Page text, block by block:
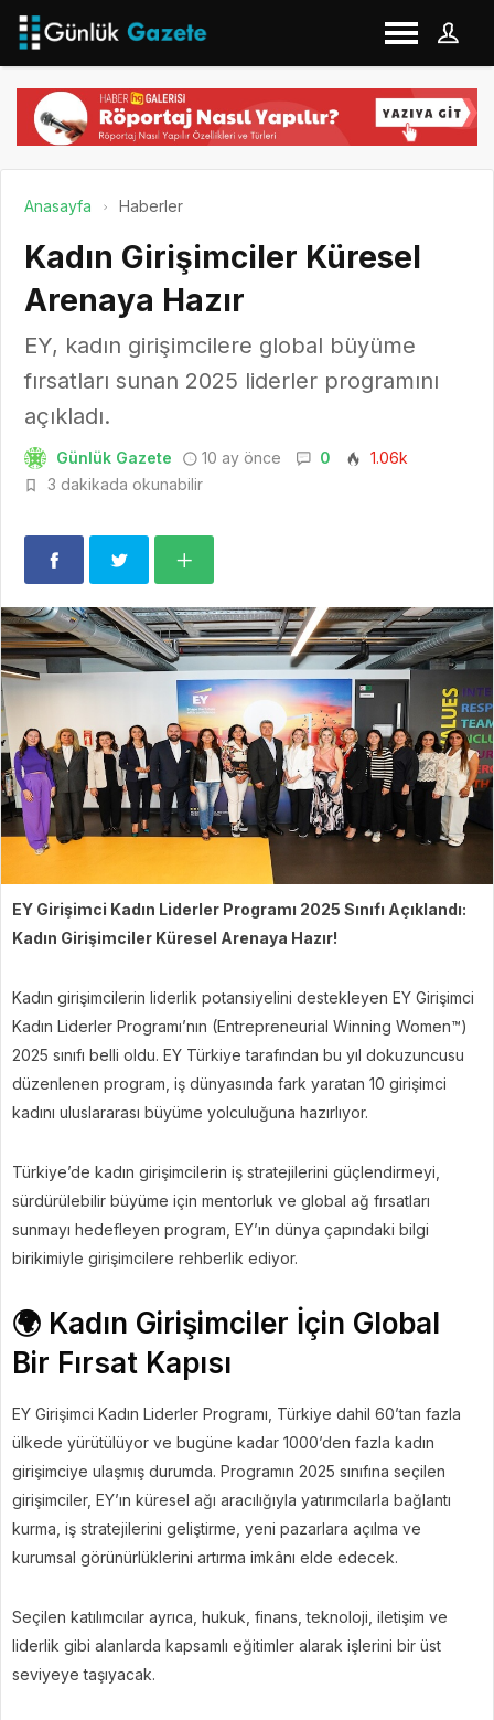
Anasayfa Haberler
Kadın Girişimciler Küresel
Arenaya Hazır
EY, kadın girişimcilere global büyüme
fırsatları sunan 2025 liderler programını
açıkladı.
Günlük Gazete 10 ay önce 0
1.06k
3 dakikada okunabilir
EY Girişimci Kadın Liderler Programı 2025 Sınıfı Açıklandı:
Kadın Girişimciler Küresel Arenaya Hazır!
Kadın girişimcilerin liderlik potansiyelini destekleyen EY Girişimci
Kadın Liderler Programı’nın (Entrepreneurial Winning Women™)
2025 sınıfı belli oldu. EY Türkiye tarafından bu yıl dokuzuncusu
düzenlenen program, iş dünyasında fark yaratan 10 girişimci
kadını uluslararası büyüme yolculuğuna hazırlıyor.
Türkiye’de kadın girişimcilerin iş stratejilerini güçlendirmeyi,
sürdürülebilir büyüme için mentorluk ve global ağ fırsatları
sunmayı hedefleyen program, EY’ın dünya çapındaki bilgi
birikimiyle girişimcilere rehberlik ediyor.
🌍 Kadın Girişimciler İçin Global
Bir Fırsat Kapısı
EY Girişimci Kadın Liderler Programı, Türkiye dahil 60’tan fazla
ülkede yürütülüyor ve bugüne kadar 1000’den fazla kadın
girişimciye ulaşmış durumda. Programın 2025 sınıfına seçilen
girişimciler, EY’ın küresel ağı aracılığıyla yatırımcılarla bağlantı
kurma, iş stratejilerini geliştirme, yeni pazarlara açılma ve
kurumsal görünürlüklerini artırma imkânı elde edecek.
Seçilen katılımcılar ayrıca, hukuk, finans, teknoloji, iletişim ve
liderlik gibi alanlarda kapsamlı eğitimler alarak işlerini bir üst
seviyeye taşıyacak.